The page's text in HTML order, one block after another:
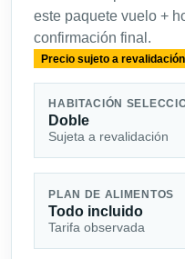
este paquete vuelo +
confirmación final.
Precio sujeto a revalidación
HABITACIÓN
Doble
Sujeta a revalidación
PLAN DE ALIMENTOS
Todo incluido
Tarifa observada